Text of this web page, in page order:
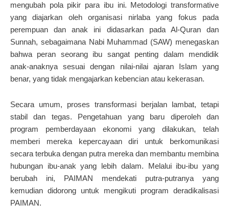
mengubah pola pikir para ibu ini. Metodologi transformative
yang diajarkan oleh organisasi nirlaba yang fokus pada
perempuan dan anak ini didasarkan pada Al-Quran dan
Sunnah, sebagaimana Nabi Muhammad (SAW) menegaskan
bahwa peran seorang ibu sangat penting dalam mendidik
anak-anaknya sesuai dengan nilai-nilai ajaran Islam yang
benar, yang tidak mengajarkan kebencian atau kekerasan.
Secara umum, proses transformasi berjalan lambat, tetapi
stabil dan tegas. Pengetahuan yang baru diperoleh dan
program pemberdayaan ekonomi yang dilakukan, telah
memberi mereka kepercayaan diri untuk berkomunikasi
secara terbuka dengan putra mereka dan membantu membina
hubungan ibu-anak yang lebih dalam. Melalui ibu-ibu yang
berubah ini, PAIMAN mendekati putra-putranya yang
kemudian didorong untuk mengikuti program deradikalisasi
PAIMAN.